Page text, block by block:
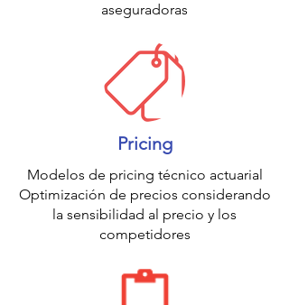
aseguradoras
Pricing
Modelos de pricing técnico actuarial
Optimización de precios considerando
la sensibilidad al precio y los
competidores